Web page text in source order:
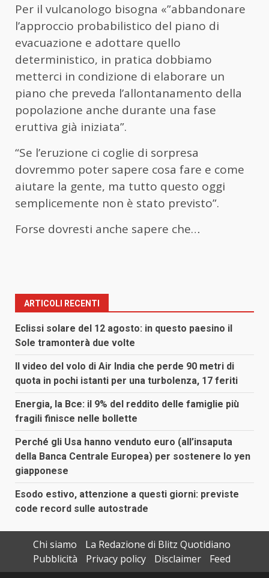
Per il vulcanologo bisogna «”abbandonare
l’approccio probabilistico del piano di
evacuazione e adottare quello
deterministico, in pratica dobbiamo
metterci in condizione di elaborare un
piano che preveda l’allontanamento della
popolazione anche durante una fase
eruttiva già iniziata”.
“Se l’eruzione ci coglie di sorpresa
dovremmo poter sapere cosa fare e come
aiutare la gente, ma tutto questo oggi
semplicemente non è stato previsto”.
Forse dovresti anche sapere che…
ARTICOLI RECENTI
Eclissi solare del 12 agosto: in questo paesino il
Sole tramonterà due volte
Il video del volo di Air India che perde 90 metri di
quota in pochi istanti per una turbolenza, 17 feriti
Energia, la Bce: il 9% del reddito delle famiglie più
fragili finisce nelle bollette
Perché gli Usa hanno venduto euro (all’insaputa
della Banca Centrale Europea) per sostenere lo yen
giapponese
Esodo estivo, attenzione a questi giorni: previste
code record sulle autostrade
Chi siamo
La Redazione di Blitz Quotidiano
Pubblicità
Privacy policy Disclaimer Feed